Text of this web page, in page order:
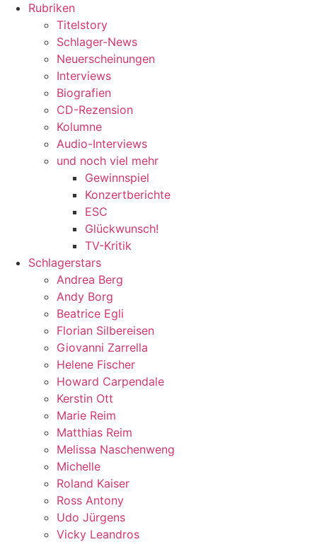
Rubriken
Titelstory
Schlager-News
Neuerscheinungen
Interviews
Biografien
CD-Rezension
Kolumne
Audio-Interviews
und noch viel mehr
Gewinnspiel
Konzertberichte
ESC
Glückwunsch!
TV-Kritik
Schlagerstars
Andrea Berg
Andy Borg
Beatrice Egli
Florian Silbereisen
Giovanni Zarrella
Helene Fischer
Howard Carpendale
Kerstin Ott
Marie Reim
Matthias Reim
Melissa Naschenweng
Michelle
Roland Kaiser
Ross Antony
Udo Jürgens
Vicky Leandros